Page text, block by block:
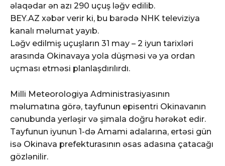
əlaqədar ən azı 290 uçuş ləğv edilib.
BEY.AZ xəbər verir ki, bu barədə NHK televiziya
kanalı məlumat yayıb.
Ləğv edilmiş uçuşların 31 may – 2 iyun tarixləri
arasında Okinavaya yola düşməsi və ya ordan
uçması etməsi planlaşdırılırdı.
Milli Meteorologiya Administrasiyasının
məlumatına görə, tayfunun episentri Okinavanın
cənubunda yerləşir və şimala doğru hərəkət edir.
Tayfunun iyunun 1-də Amami adalarına, ertəsi gün
isə Okinava prefekturasının əsas adasına çatacağı
gözlənilir.